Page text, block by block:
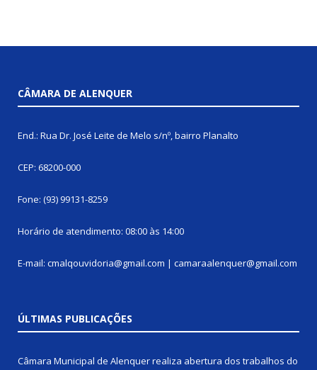
CÂMARA DE ALENQUER
End.: Rua Dr. José Leite de Melo s/nº, bairro Planalto
CEP: 68200-000
Fone: (93) 99131-8259
Horário de atendimento: 08:00 às 14:00
E-mail: cmalqouvidoria@gmail.com | camaraalenquer@gmail.com
ÚLTIMAS PUBLICAÇÕES
Câmara Municipal de Alenquer realiza abertura dos trabalhos do